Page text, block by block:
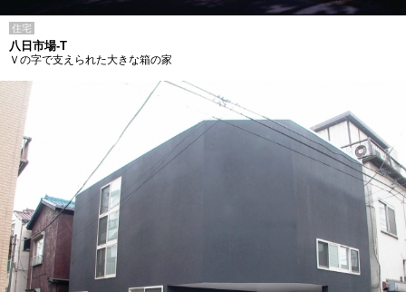
住宅
八日市場-T
Ｖの字で支えられた大きな箱の家